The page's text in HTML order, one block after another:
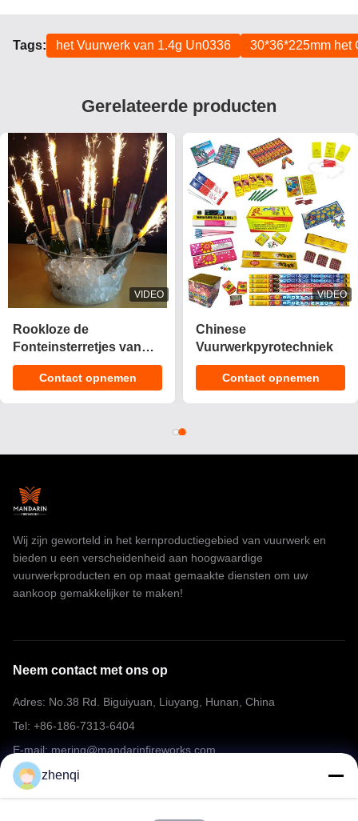
Tags: het Vuurwerk van 1.4g Un0336 30*36*225mm het
Gerelateerde producten
VIDEO
2025 Nieuwe 1.4 Pro
Cake Fireworks 200
Shots Cake
Pyrotechniek
Contact opnemen
VIDEO
CE Goedgekeurd 1.4g
UN0336 Aanpasbare
Effecten Cake Vuurwerk
Pyrotechnics voor
Contact opnemen
Wij zijn geworteld in het kernproductiegebied van vuurwerk en
bieden u een verscheidenheid aan hoogwaardige
vuurwerkproducten en op maat gemaakte diensten om uw
aankoop gemakkelijker te maken!
Neem contact met ons op
Adres: No.38 Rd. Biguiyuan, Liuyang, Hunan, China
Tel: +86-186-7313-6404
E-mail: mering@mandarinfireworks.com
zhenqi